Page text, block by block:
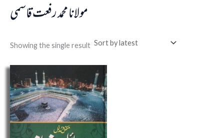
مولانا محمد رفعت قاسمی
Showing the single result